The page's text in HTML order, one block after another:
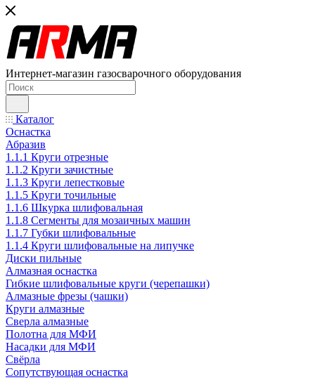
Интернет-магазин газосварочного оборудования
Каталог
Оснастка
Абразив
1.1.1 Круги отрезные
1.1.2 Круги зачистные
1.1.3 Круги лепестковые
1.1.5 Круги точильные
1.1.6 Шкурка шлифовальная
1.1.8 Сегменты для мозаичных машин
1.1.7 Губки шлифовальные
1.1.4 Круги шлифовальные на липучке
Диски пильные
Алмазная оснастка
Гибкие шлифовальные круги (черепашки)
Алмазные фрезы (чашки)
Круги алмазные
Сверла алмазные
Полотна для МФИ
Насадки для МФИ
Свёрла
Сопутствующая оснастка